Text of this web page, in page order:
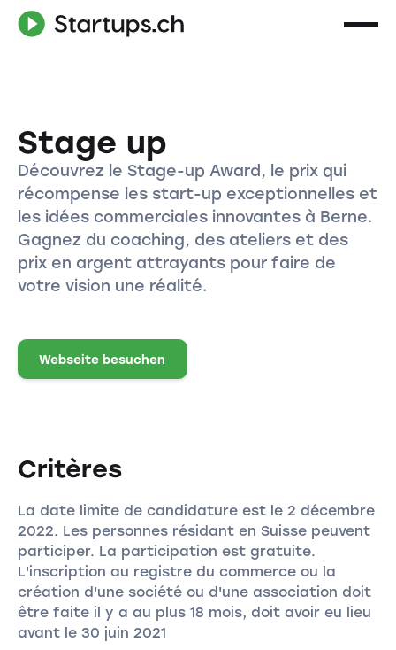
Stage up
Découvrez le Stage-up Award, le prix qui
récompense les start-up exceptionnelles et
les idées commerciales innovantes à Berne.
Gagnez du coaching, des ateliers et des
prix en argent attrayants pour faire de
votre vision une réalité.
Webseite besuchen
Critères
La date limite de candidature est le 2 décembre
2022. Les personnes résidant en Suisse peuvent
participer. La participation est gratuite.
L'inscription au registre du commerce ou la
création d'une société ou d'une association doit
être faite il y a au plus 18 mois, doit avoir eu lieu
avant le 30 juin 2021